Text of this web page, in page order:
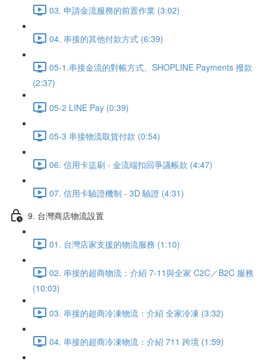
03. 申請金流服務的前置作業 (3:02)
04. 串接的其他付款方式 (6:39)
05-1.串接金流的對帳方式、SHOPLINE Payments 撥款
(2:37)
05-2 LINE Pay (0:39)
05-3 串接物流取貨付款 (0:54)
06. 信用卡盜刷 - 金流端扣回爭議帳款 (4:47)
07. 信用卡驗證機制 - 3D 驗證 (4:31)
9. 台灣商店物流設置
01. 台灣店家支援的物流服務 (1:10)
02. 串接的超商物流：介紹 7-11與全家 C2C／B2C 服務
(10:03)
03. 串接的超商冷凍物流：介紹 全家冷凍 (3:32)
04. 串接的超商冷凍物流：介紹 711 跨境 (1:59)